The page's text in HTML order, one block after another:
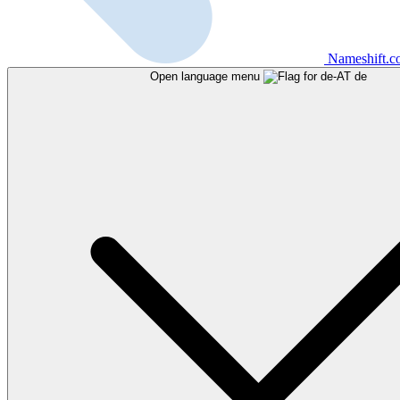
Open language menu de